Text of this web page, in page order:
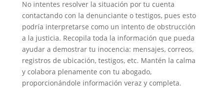
No intentes resolver la situación por tu cuenta
contactando con la denunciante o testigos, pues esto
podría interpretarse como un intento de obstrucción
a la justicia. Recopila toda la información que pueda
ayudar a demostrar tu inocencia: mensajes, correos,
registros de ubicación, testigos, etc. Mantén la calma
y colabora plenamente con tu abogado,
proporcionándole información veraz y completa.